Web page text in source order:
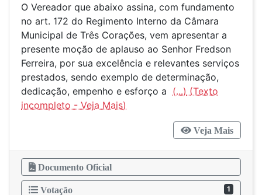
O Vereador que abaixo assina, com fundamento
no art. 172 do Regimento Interno da Câmara
Municipal de Três Corações, vem apresentar a
presente moção de aplauso ao Senhor Fredson
Ferreira, por sua excelência e relevantes serviços
prestados, sendo exemplo de determinação,
dedicação, empenho e esforço a (...)
Veja Mais
Documento Oficial
Votação 1